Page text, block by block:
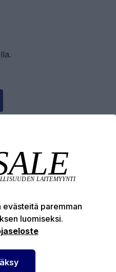
.
evästeitä paremman
luomiseksi.